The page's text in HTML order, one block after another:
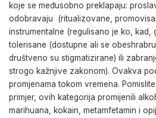
koje se međusobno preklapaju:
odobravaju (ritualizovane,
instrumentalne (regulisano je ko, kad,
tolerisane (dostupne ali se
društveno su stigmatizirane) ili
strogo kažnjive zakonom). Ovakva
promjenama tokom vremena.
primjer, ovih kategorija promijenili
marihuana, kokain, metamfetamin i